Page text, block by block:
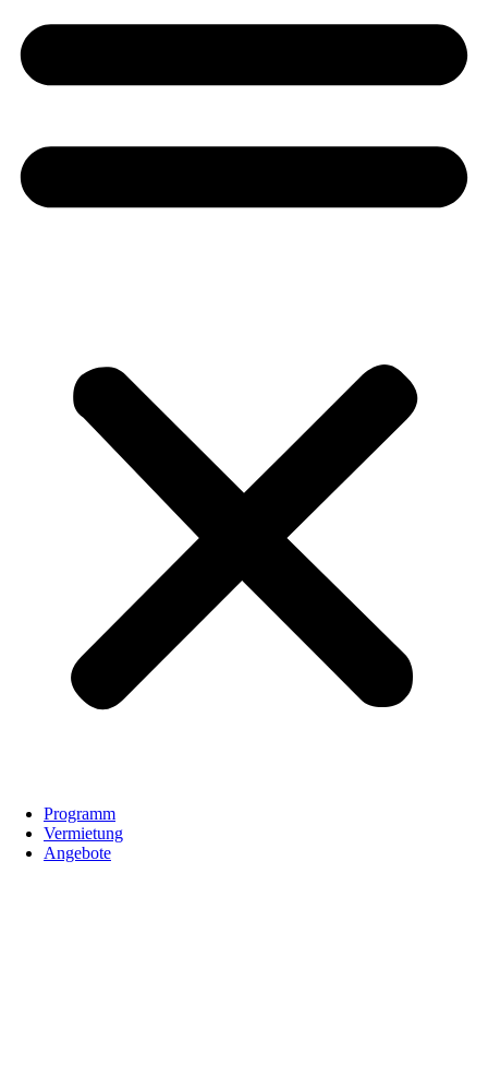
Programm
Vermietung
Angebote